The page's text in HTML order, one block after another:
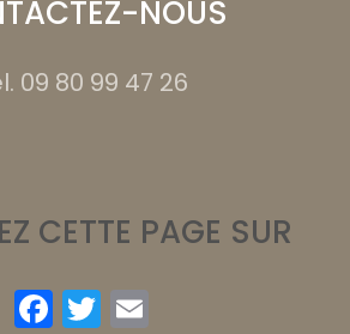
NOUS
09 80 99 47 26
CETTE PAGE SUR
Facebook
Twitter